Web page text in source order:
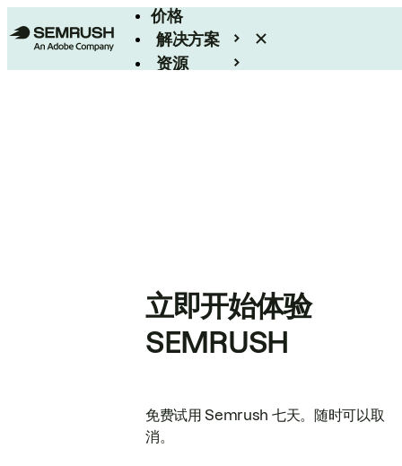
价格
解决方案
资源
立即开始体验
SEMRUSH
免费试用 Semrush 七天。随时可以取
消。